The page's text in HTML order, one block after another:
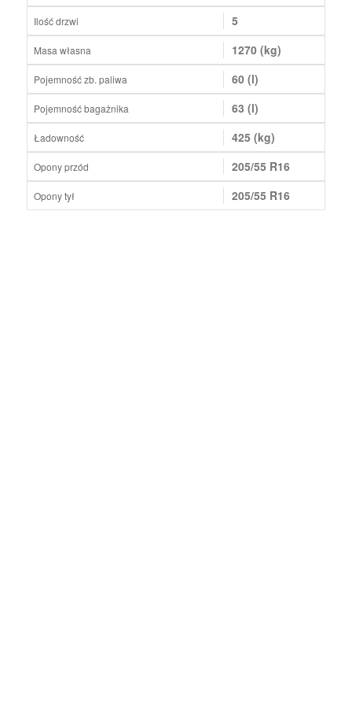
Ilość drzwi 5
Masa własna 1270 (kg)
Pojemność zb. paliwa 60 (l)
Pojemność bagażnika 63 (l)
Ładowność 425 (kg)
Opony przód 205/55 R16
Opony tył 205/55 R16